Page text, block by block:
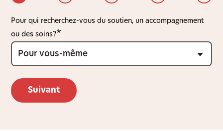
Pour qui recherchez-vous du soutien, un accompagnement
ou des soins?